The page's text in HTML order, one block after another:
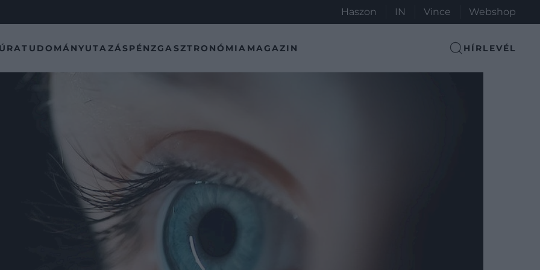
Haszon IN Vince Webshop
TUDOMÁNYUTAZÁSPÉNZGASZTRONÓMIA MAGAZIN HÍRLEVÉL